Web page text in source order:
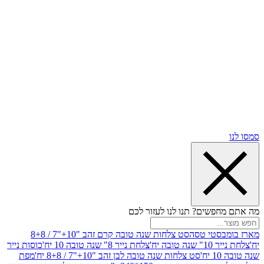
תנו לנו לעזור לכם
טסה
סט צלחות שנה טובה קרם זהב "10+"7 / 8+8
יח'
צלחת נייר 8" שנה טובה 10 יח'
כוסות נייר
סט צלחות שנה טובה לבן זהב "10+"7 / 8+8 יח'
מפת